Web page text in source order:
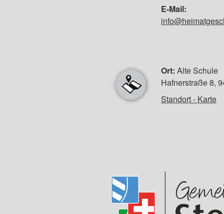
E-Mail:
Ort: Alte Schule
Hafnerstraße 8,
Standort - Karte